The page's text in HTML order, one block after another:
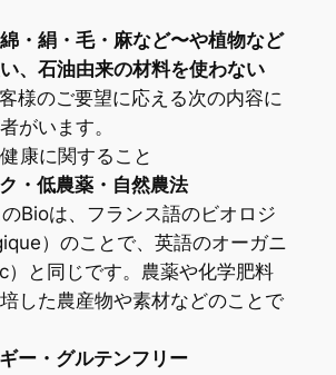
・絹・毛・麻など〜や植物など
、石油由来の材料を使わない
様のご要望に応える次の内容に
がいます。
康に関すること
・低農薬・自然農法
Bioは、フランス語のビオロジ
）のことで、英語のオーガニ
）と同じです。農薬や化学肥料
した農産物や素材などのことで
ー・グルテンフリー